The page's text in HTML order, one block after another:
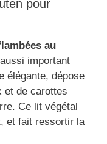
pour
au
important
élégante, dépose
et de carottes
Ce lit végétal
et fait ressortir la